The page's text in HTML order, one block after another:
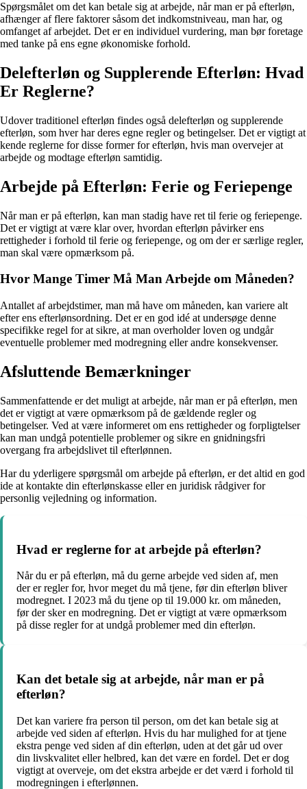
Spørgsmålet om det kan betale sig at arbejde, når man er på efterløn,
afhænger af flere faktorer såsom det indkomstniveau, man har, og
omfanget af arbejdet. Det er en individuel vurdering, man bør foretage
med tanke på ens egne økonomiske forhold.
Delefterløn og Supplerende Efterløn: Hvad
Er Reglerne?
Udover traditionel efterløn findes også delefterløn og supplerende
efterløn, som hver har deres egne regler og betingelser. Det er vigtigt at
kende reglerne for disse former for efterløn, hvis man overvejer at
arbejde og modtage efterløn samtidig.
Arbejde på Efterløn: Ferie og Feriepenge
Når man er på efterløn, kan man stadig have ret til ferie og feriepenge.
Det er vigtigt at være klar over, hvordan efterløn påvirker ens
rettigheder i forhold til ferie og feriepenge, og om der er særlige regler,
man skal være opmærksom på.
Hvor Mange Timer Må Man Arbejde om Måneden?
Antallet af arbejdstimer, man må have om måneden, kan variere alt
efter ens efterlønsordning. Det er en god idé at undersøge denne
specifikke regel for at sikre, at man overholder loven og undgår
eventuelle problemer med modregning eller andre konsekvenser.
Afsluttende Bemærkninger
Sammenfattende er det muligt at arbejde, når man er på efterløn, men
det er vigtigt at være opmærksom på de gældende regler og
betingelser. Ved at være informeret om ens rettigheder og forpligtelser
kan man undgå potentielle problemer og sikre en gnidningsfri
overgang fra arbejdslivet til efterlønnen.
Har du yderligere spørgsmål om arbejde på efterløn, er det altid en god
ide at kontakte din efterlønskasse eller en juridisk rådgiver for
personlig vejledning og information.
Hvad er reglerne for at arbejde på efterløn?
Når du er på efterløn, må du gerne arbejde ved siden af, men
der er regler for, hvor meget du må tjene, før din efterløn bliver
modregnet. I 2023 må du tjene op til 19.000 kr. om måneden,
før der sker en modregning. Det er vigtigt at være opmærksom
på disse regler for at undgå problemer med din efterløn.
Kan det betale sig at arbejde, når man er på
efterløn?
Det kan variere fra person til person, om det kan betale sig at
arbejde ved siden af efterløn. Hvis du har mulighed for at tjene
ekstra penge ved siden af din efterløn, uden at det går ud over
din livskvalitet eller helbred, kan det være en fordel. Det er dog
vigtigt at overveje, om det ekstra arbejde er det værd i forhold til
modregningen i efterlønnen.